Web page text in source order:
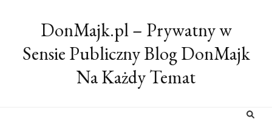
DonMajk.pl – Prywatny w
Sensie Publiczny Blog DonMajk
Na Każdy Temat